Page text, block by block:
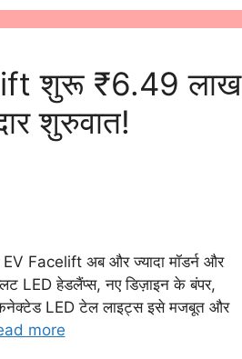
शुरू ₹6.49 लाख
शुरुवात!
Facelift अब और ज्यादा मॉडर्न और
LED हेडलैंप्स, नए डिज़ाइन के बंपर,
कनेक्टेड LED टेल लाइट्स इसे मजबूत और
more